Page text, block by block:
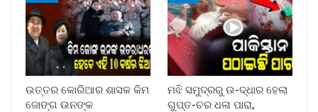
ଉତ୍ତର କୋରିଆର ଶାସକ କିମ
ଜୋଙ୍ଗ ଉନଙ୍କ
ମଝି ସମୁଦ୍ରରୁ ଉ-ଦ୍ଧାର ହେଲା
ଗୁପ୍ତ-ଚର ଧଳା ପାରା,